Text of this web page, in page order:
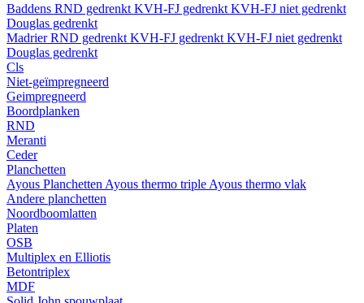
Baddens RND gedrenkt KVH-FJ gedrenkt KVH-FJ niet gedrenkt
Douglas gedrenkt
MadrierRND gedrenkt KVH-FJ gedrenkt KVH-FJ niet gedrenkt
Douglas gedrenkt
Cls
Niet-geïmpregneerd
Geimpregneerd
Boordplanken
RND
Meranti
Ceder
Planchetten
Ayous Planchetten Ayous thermo triple Ayous thermo vlak
Andere planchetten
Noordboomlatten
Platen
OSB
Multiplex en Elliotis
Betontriplex
MDF